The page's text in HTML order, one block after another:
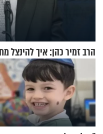
הרב זמיר כהן: איך להינצל